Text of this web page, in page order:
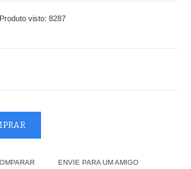
Produto visto: 8287
ENVIE PARA UM AMIGO